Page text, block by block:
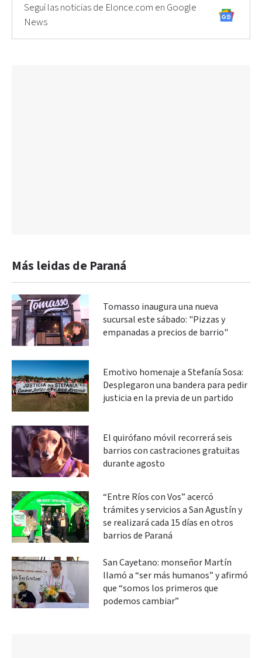
Seguí las noticias de Elonce.com en Google
News
Más leidas de Paraná
Tomasso inaugura una nueva
sucursal este sábado: "Pizzas y
empanadas a precios de barrio"
Emotivo homenaje a Stefanía Sosa:
Desplegaron una bandera para pedir
justicia en la previa de un partido
El quirófano móvil recorrerá seis
barrios con castraciones gratuitas
durante agosto
“Entre Ríos con Vos” acercó
trámites y servicios a San Agustín y
se realizará cada 15 días en otros
barrios de Paraná
San Cayetano: monseñor Martín
llamó a “ser más humanos” y afirmó
que “somos los primeros que
podemos cambiar”